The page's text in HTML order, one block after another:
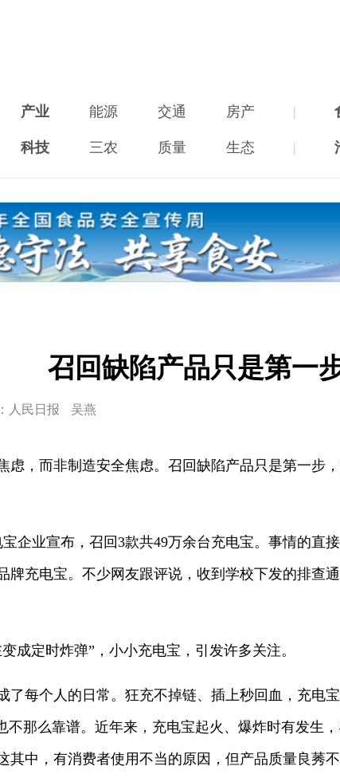
产业 能源 交通 房产 |
科技 三农 质量 生态 |
召回缺陷产品只是第一
人民日报 吴燕
虑，而非制造安全焦虑。召回缺陷产品只是第一步
企业宣布，召回3款共49万余台充电宝。事情的直
充电宝。不少网友跟评说，收到学校下发的排查
成定时炸弹”，小小充电宝，引发许多关注。
了每个人的日常。狂充不掉链、插上秒回血，充电
不那么靠谱。近年来，充电宝起火、爆炸时有发生
其中，有消费者使用不当的原因，但产品质量良莠